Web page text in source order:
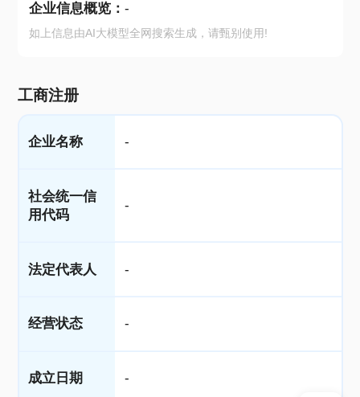
企业信息概览： -
如上信息由AI大模型全网搜索生成，请甄别使用!
工商注册
企业名称 -
社会统一信
用代码
-
法定代表人 -
经营状态 -
成立日期 -